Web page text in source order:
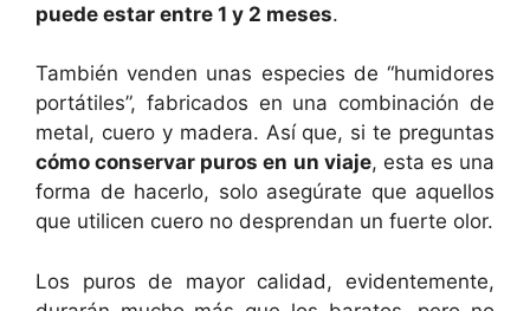
puede estar entre 1 y 2 meses.
También venden unas especies de “humidores
portátiles”, fabricados en una combinación de
metal, cuero y madera. Así que, si te preguntas
cómo conservar puros en un viaje, esta es una
forma de hacerlo, solo asegúrate que aquellos
que utilicen cuero no desprendan un fuerte olor.
Los puros de mayor calidad, evidentemente,